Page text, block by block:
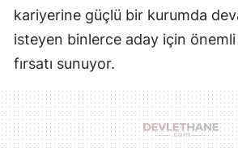
kariyerine güçlü bir kurumda
isteyen binlerce aday için
fırsatı sunuyor.